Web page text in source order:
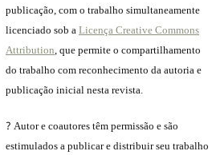
publicação, com o trabalho simultaneamente
licenciado sob aLicença Creative Commons
Attribution, que permite o compartilhamento
do trabalho com reconhecimento da autoria e
publicação inicial nesta revista.
?Autor e coautores têm permissão e são
estimulados a publicar e distribuir seu trabalho